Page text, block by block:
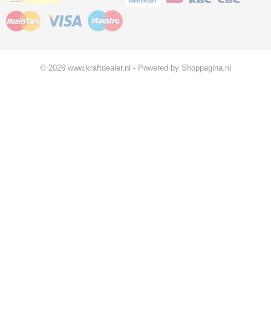
© 2026 www.kraftdealer.nl - Powered by Shoppagina.nl